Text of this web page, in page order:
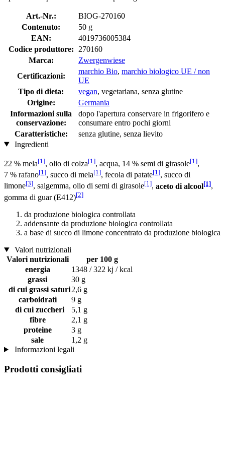
Art.-Nr.:
BIOG-270160
Contenuto:
50 g
EAN:
4019736005384
Codice produttore:
270160
Marca:
Zwergenwiese
Certificazioni:
marchio Bio, marchio biologico UE / non
UE
Tipo di dieta:
vegan, vegetariana, senza glutine
Origine:
Germania
Informazioni sulla
conservazione:
dopo l'apertura conservare in frigorifero e
consumare entro pochi giorni
Caratteristiche:
senza glutine, senza lievito
Ingredienti
22 % mela[1], olio di colza[1], acqua, 14 % semi di girasole[1],
7 % rafano[1], succo di mela[1], fecola di patate[1], succo di
limone[3], salgemma, olio di semi di girasole[1], aceto di alcool[1],
gomma di guar (E412)[2]
da produzione biologica controllata
addensante da produzione biologica controllata
a base di succo di limone concentrato da produzione biologica
Valori nutrizionali
Valori nutrizionali
per 100 g
energia
1348 / 322 kj / kcal
grassi
30 g
di cui grassi saturi2,6 g
carboidrati
9 g
di cui zuccheri
5,1 g
fibre
2,1 g
proteine
3 g
sale
1,2 g
Informazioni legali
Prodotti consigliati